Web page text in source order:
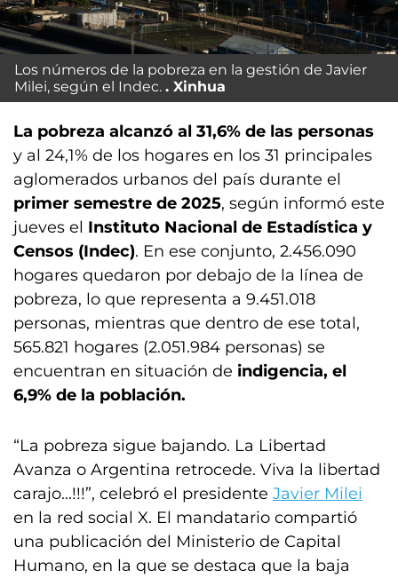
Los números de la pobreza en la gestión de Javier
Milei, según el Indec.
Xinhua
La pobreza alcanzó al 31,6% de las personas
y al 24,1% de los hogares en los 31 principales
aglomerados urbanos del país durante el
primer semestre de 2025, según informó este
jueves el Instituto Nacional de Estadística y
Censos (Indec). En ese conjunto, 2.456.090
hogares quedaron por debajo de la línea de
pobreza, lo que representa a 9.451.018
personas, mientras que dentro de ese total,
565.821 hogares (2.051.984 personas) se
encuentran en situación de indigencia, el
6,9% de la población.
“La pobreza sigue bajando. La Libertad
Avanza o Argentina retrocede. Viva la libertad
carajo...!!!”, celebró el presidente Javier Milei
en la red social X. El mandatario compartió
una publicación del Ministerio de Capital
Humano, en la que se destaca que la baja